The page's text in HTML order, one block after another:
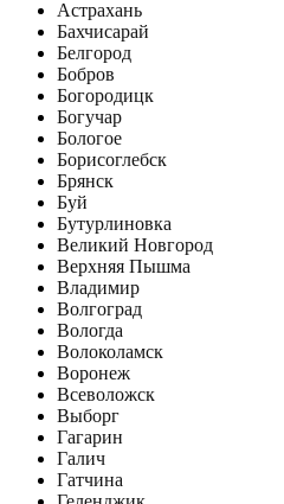
Астрахань
Бахчисарай
Белгород
Бобров
Богородицк
Богучар
Бологое
Борисоглебск
Брянск
Буй
Бутурлиновка
Великий Новгород
Верхняя Пышма
Владимир
Волгоград
Вологда
Волоколамск
Воронеж
Всеволожск
Выборг
Гагарин
Галич
Гатчина